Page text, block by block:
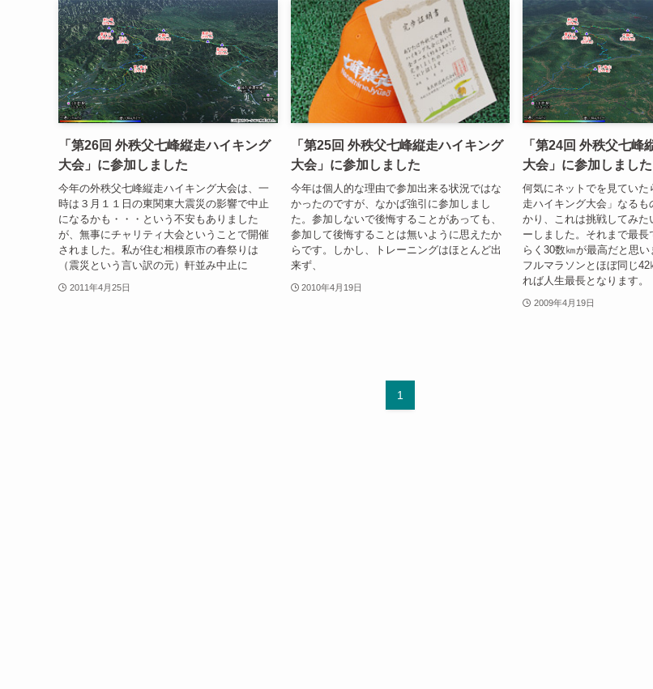
「第26回 外秩父七峰縦走ハイキング
大会」に参加しました
今年の外秩父七峰縦走ハイキング大会は、一
時は３月１１日の東関東大震災の影響で中止
になるかも・・・という不安もありました
が、無事にチャリティ大会ということで開催
されました。私が住む相模原市の春祭りは
（震災という言い訳の元）軒並み中止に
2011年4月25日
「第25回 外秩父七峰縦走ハイキング
大会」に参加しました
今年は個人的な理由で参加出来る状況ではな
かったのですが、なかば強引に参加しまし
た。参加しないで後悔することがあっても、
参加して後悔することは無いように思えたか
らです。しかし、トレーニングはほとんど出
来ず、
2010年4月19日
「第24回 外秩父七峰
大会」に参加しました
何気にネットでを見ていた
走ハイキング大会」なるも
かり、これは挑戦してみた
ーしました。それまで最長
らく30数㎞が最高だと思
フルマラソンとほぼ同じ
れば人生最長となります。
2009年4月19日
1